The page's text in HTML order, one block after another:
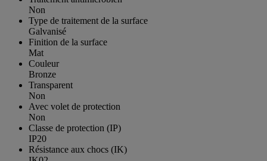
Non
Type de traitement de la surface
Galvanisé
Finition de la surface
Mat
Couleur
Bronze
Transparent
Non
Avec volet de protection
Non
Classe de protection (IP)
IP20
Résistance aux chocs (IK)